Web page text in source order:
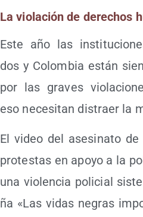
La vio­la­ción de dere­chos
Este año las
dos y Colom­bia están
por las gra­ves
eso nece­si­tan dis­traer la
El video del ase­si­na­to
pro­tes­tas en apo­yo a la
una vio­len­cia poli­cial
ña «Las vidas negras